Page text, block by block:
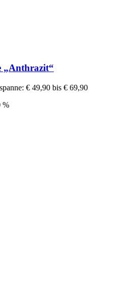
„Anthrazit“
€ 49,90 bis € 69,90
%